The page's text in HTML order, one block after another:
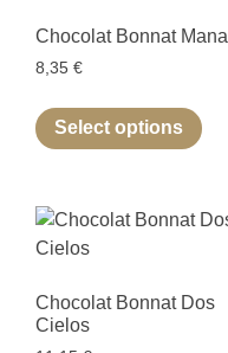
Chocolat Bonnat Mana
8,35 €
Select options
Chocolat Bonnat Dos
Cielos